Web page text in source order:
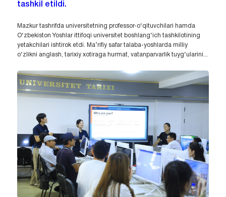
tashkil etildi.
Mazkur tashrifda universitetning professor-o‘qituvchilari hamda
O‘zbekiston Yoshlar ittifoqi universitet boshlang‘ich tashkilotining
yetakchilari ishtirok etdi. Ma’rifiy safar talaba-yoshlarda milliy
o‘zlikni anglash, tarixiy xotiraga hurmat, vatanparvarlik tuyg‘ularini...